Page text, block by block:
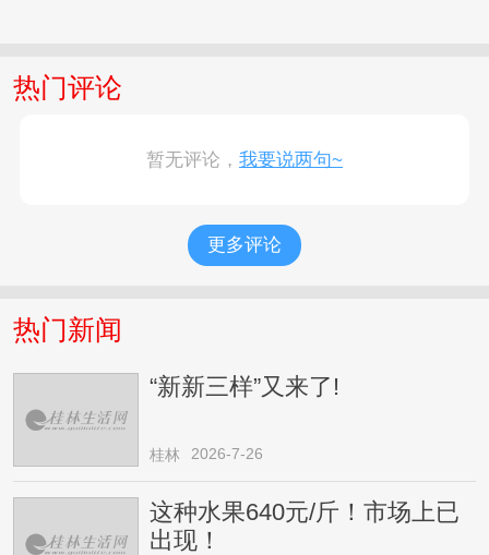
热门评论
暂无评论， 我要说两句~
更多评论
热门新闻
“新新三样”又来了!
桂林 2026-7-26
这种水果640元/斤！市场上已
出现！